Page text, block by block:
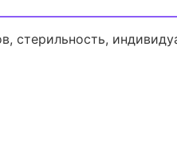
стерильность,